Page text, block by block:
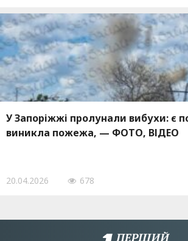
У Запоріжжі пролунали вибухи: є
виникла пожежа, — ФОТО, ВІДЕО
20.04.2026 678